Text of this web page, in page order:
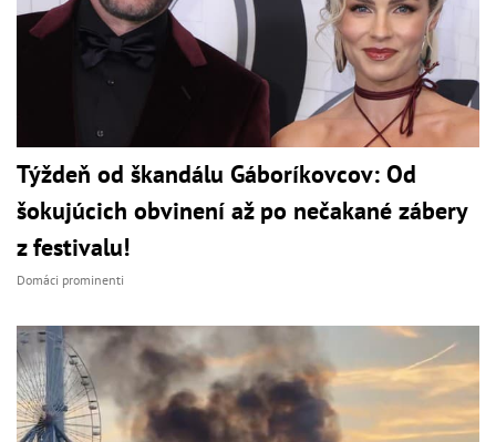
Týždeň od škandálu Gáboríkovcov: Od
šokujúcich obvinení až po nečakané zábery
z festivalu!
Domáci prominenti